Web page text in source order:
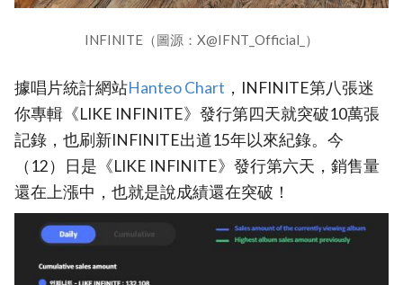
INFINITE（圖源：X@IFNT_Official_）
據唱片統計網站Hanteo Chart ，INFINITE第八張迷
你專輯《LIKE INFINITE》發行第四天就突破10萬張
記錄，也刷新INFINITE出道15年以來紀錄。今
（12）日是《LIKE INFINITE》發行第六天，銷售量
還在上漲中，也就是說成績還在突破！